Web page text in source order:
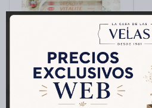
PACK DE REGALO HEM
- Aromaterapia Hexa